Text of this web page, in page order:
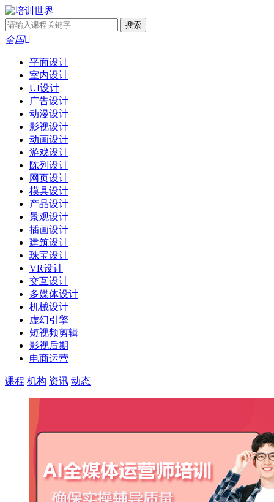
全国
平面设计
室内设计
UI设计
广告设计
动漫设计
影视设计
动画设计
游戏设计
陈列设计
网页设计
模具设计
产品设计
景观设计
插画设计
建筑设计
珠宝设计
VR设计
交互设计
多媒体设计
机械设计
虚幻引擎
短视频剪辑
影视后期
电商运营
课程 机构 资讯 动态